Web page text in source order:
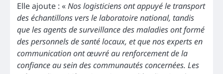
Elle ajoute : «Nos logisticiens ont appuyé le transport
des échantillons vers le laboratoire national, tandis
que les agents de surveillance des maladies ont formé
des personnels de santé locaux, et que nos experts en
communication ont œuvré au renforcement de la
confiance au sein des communautés concernées. Les